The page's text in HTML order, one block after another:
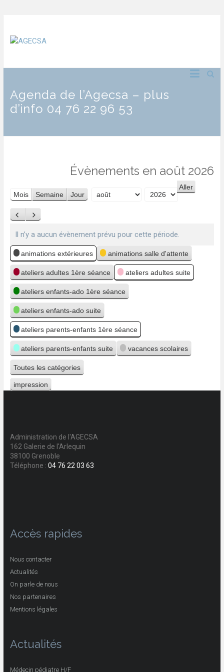
Agenda de l’Agecsa – plus
d’info 04 76 22 96 53
Évènements en août 2026
Mois Semaine Jour
Précédent
Suivant
Il n’y a aucun évènement prévu pour cette période.
Catégories
animations extérieures animations salle d'attente
ateliers adultes 1ère séance ateliers adultes suite
ateliers enfants-ado 1ère séance
ateliers enfants-ado suite
ateliers parents-enfants 1ère séance
ateliers parents-enfants suite vacances scolaires
Toutes les catégories
Vue
impression
Administration de l'AGECSA
162 Galerie de l'Arlequin
38100 Grenoble
Téléphone : 04 76 22 03 63
Accès rapides
Nous contacter
Actualités
On parle de nous
Nos partenaires
Mentions légales
Actualités
Médecin pédiatre H/F